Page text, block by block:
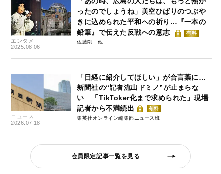
エンタメ
2025.08.06
ったのでしょうね」美空ひばりのつぶや
きに込められた平和への祈り…『一本の
鉛筆』で伝えた反戦への意志
有料
佐藤剛
ニュース
2026.07.18
「日経に紹介してほしい」が合言葉に…
新聞社の“記者流出ドミノ”が止まらな
い 「TikToker化まで求められた」現場
記者から不満続出
有料
集英社オンライン編集部ニュース班
会員限定記事一覧を見る